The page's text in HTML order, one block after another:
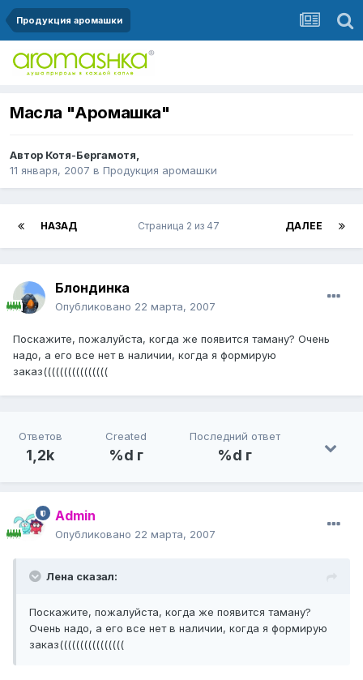
Продукция аромашки
Масла "Аромашка"
Автор Котя-Бергамотя,
11 января, 2007 в Продукция аромашки
НАЗАД ДАЛЕЕ
Страница 2 из 47
Блондинка
Опубликовано 22 марта, 2007
Поскажите, пожалуйста, когда же появится таману? Очень
надо, а его все нет в наличии, когда я формирую
заказ((((((((((((((((
Ответов
1,2k
Created
%d г
Последний ответ
%d г
Admin
Опубликовано 22 марта, 2007
Лена сказал:
Поскажите, пожалуйста, когда же появится таману?
Очень надо, а его все нет в наличии, когда я формирую
заказ((((((((((((((((